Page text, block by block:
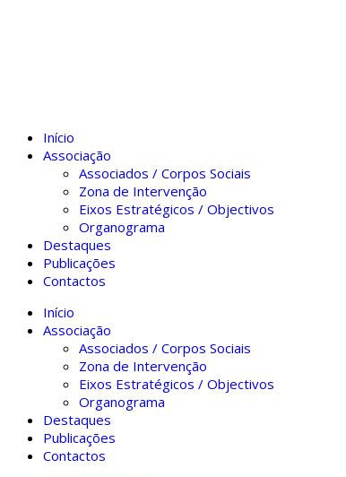
Início
Associação
Associados / Corpos Sociais
Zona de Intervenção
Eixos Estratégicos / Objectivos
Organograma
Destaques
Publicações
Contactos
Início
Associação
Associados / Corpos Sociais
Zona de Intervenção
Eixos Estratégicos / Objectivos
Organograma
Destaques
Publicações
Contactos